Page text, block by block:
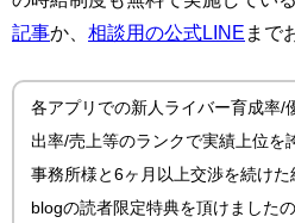
記事か、 相談用の公式LINE まで
各アプリでの新人ライバー育成率/
出率/売上等のランクで実績上位を
事務所様と6ヶ月以上交渉を続け
blogの読者限定特典を頂けました